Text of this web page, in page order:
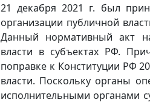
21 декабря 2021 г. был
организации публичной
Данный нормативный акт
власти в субъектах РФ.
поправке к Конституции РФ
власти. Поскольку органы
исполнительными органами